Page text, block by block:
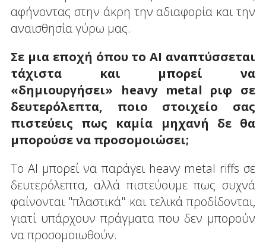
αφήνοντας στην άκρη την αδιαφορία και την
αναισθησία γύρω μας.
Σε μια εποχή όπου το ΑΙ αναπτύσσεται
τάχιστα και μπορεί να
«δημιουργήσει» heavy
metal ριφ σε
δευτερόλεπτα, ποιο στοιχείο σας
πιστεύεις πως καμία μηχανή δε θα
μπορούσε να προσομοιώσει;
Το AI μπορεί να παράγει heavy metal riffs σε
δευτερόλεπτα, αλλά πιστεύουμε πως συχνά
φαίνονται "πλαστικά" και τελικά προδίδονται,
γιατί υπάρχουν πράγματα που δεν μπορούν
να προσομοιωθούν.